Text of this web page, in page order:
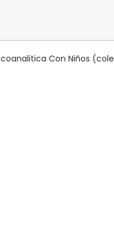
Con Niños (cole